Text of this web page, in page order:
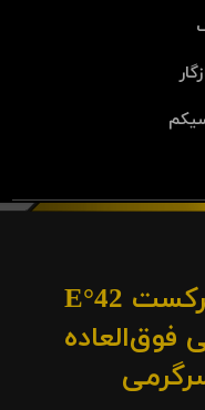
پکیج D-Smart در ترکست 42°E
فوق‌العاده